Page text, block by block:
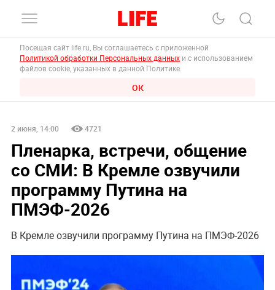
Посещая сайт life.ru, Вы соглашаетесь с приложенной
Политикой обработки Персональных данных и с использованием
файлов cookie, указанных в данной Политике.
ОК
2 июня, 14:00 4721
Пленарка, встречи, общение
со СМИ: В Кремле озвучили
программу Путина на
ПМЭФ-2026
В Кремле озвучили программу Путина на ПМЭФ-2026